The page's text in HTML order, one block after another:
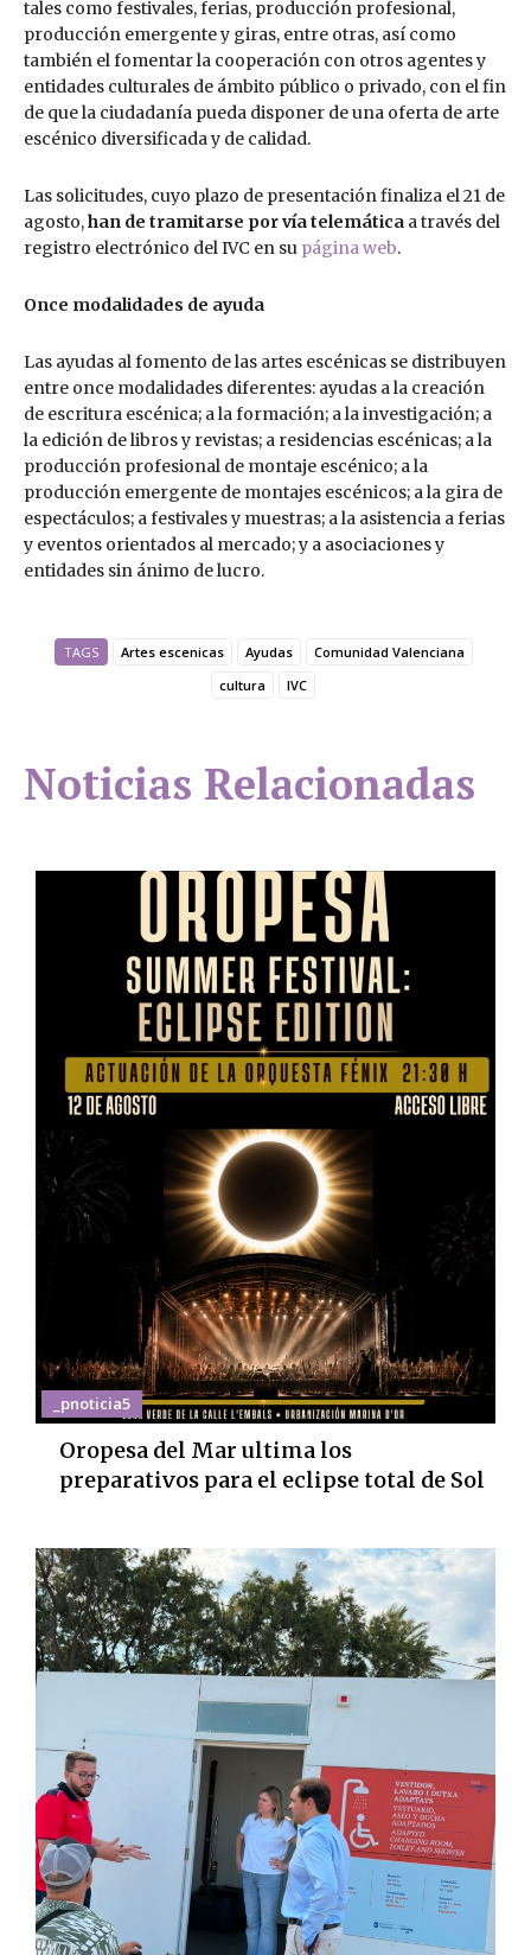
tales como festivales, ferias, producción profesional,
producción emergente y giras, entre otras, así como
también el fomentar la cooperación con otros agentes y
entidades culturales de ámbito público o privado, con el fin
de que la ciudadanía pueda disponer de una oferta de arte
escénico diversificada y de calidad.
Las solicitudes, cuyo plazo de presentación finaliza el 21 de
agosto,han de tramitarse por vía telemática a través del
registro electrónico del IVC en su página web.
Once modalidades de ayuda
Las ayudas al fomento de las artes escénicas se distribuyen
entre once modalidades diferentes: ayudas a la creación
de escritura escénica; a la formación; a la investigación; a
la edición de libros y revistas; a residencias escénicas; a la
producción profesional de montaje escénico; a la
producción emergente de montajes escénicos; a la gira de
espectáculos; a festivales y muestras; a la asistencia a ferias
y eventos orientados al mercado; y a asociaciones y
entidades sin ánimo de lucro.
TAGS Artes escenicas Ayudas
Comunidad Valenciana
cultura
IVC
Noticias Relacionadas
_pnoticia5
Oropesa del Mar ultima los
preparativos para el eclipse total de Sol